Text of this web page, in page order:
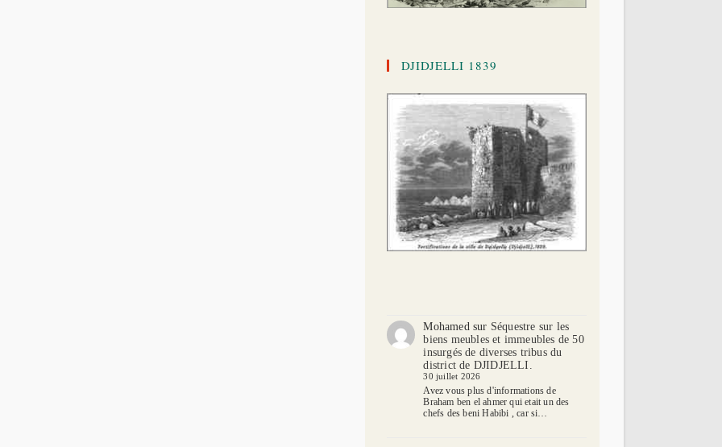
DJIDJELLI 1839
Mohamed sur Séquestre sur les
biens meubles et immeubles de 50
insurgés de diverses tribus du
district de DJIDJELLI.
30 juillet 2026
Avez vous plus d'informations de
Braham ben el ahmer qui etait un des
chefs des beni Habibi , car si…